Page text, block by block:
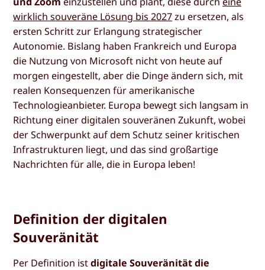
wirklich souveräne Lösung bis 2027zu ersetzen, als
ersten Schritt zur Erlangung strategischer
Autonomie. Bislang haben Frankreich und Europa
die Nutzung von Microsoft nicht von heute auf
morgen eingestellt, aber die Dinge ändern sich, mit
realen Konsequenzen für amerikanische
Technologieanbieter. Europa bewegt sich langsam in
Richtung einer digitalen souveränen Zukunft, wobei
der Schwerpunkt auf dem Schutz seiner kritischen
Infrastrukturen liegt, und das sind großartige
Nachrichten für alle, die in Europa leben!
Definition der digitalen
Souveränität
Per Definition istdigitale Souveränität die